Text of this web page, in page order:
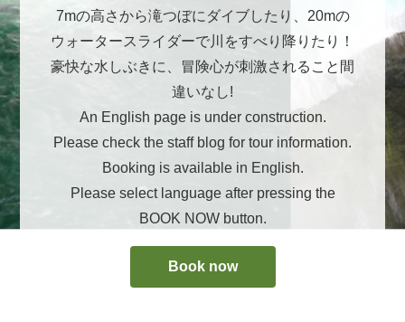
7mの高さから滝つぼにダイブしたり、20mの
ウォータースライダーで川をすべり降りたり！
豪快な水しぶきに、冒険心が刺激されること間
違いなし!
An English page is under construction.
Please check the staff blog for tour information.
Booking is available in English.
Please select language after pressing the
BOOK NOW button.
Book now